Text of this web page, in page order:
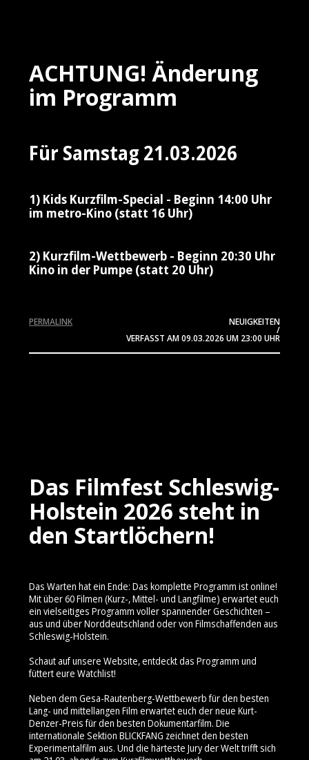
ACHTUNG! Änderung
im Programm
Für Samstag 21.03.2026
1) Kids Kurzfilm-Special - Beginn 14:00 Uhr
im metro-Kino (statt 16 Uhr)
2) Kurzfilm-Wettbewerb - Beginn 20:30 Uhr
Kino in der Pumpe (statt 20 Uhr)
NEUIGKEITEN
/
VERFASST AM09.03.2026 UM 23:00 UHR
PERMALINK
Das Filmfest Schleswig-
Holstein 2026 steht in
den Startlöchern!
Das Warten hat ein Ende: Das komplette Programm ist online!
Mit über 60 Filmen (Kurz-, Mittel- und Langfilme) erwartet euch
ein vielseitiges Programm voller spannender Geschichten –
aus und über Norddeutschland oder von Filmschaffenden aus
Schleswig-Holstein.
Schaut auf unsere Website, entdeckt das Programm und
füttert eure Watchlist!
Neben dem Gesa-Rautenberg-Wettbewerb für den besten
Lang- und mittellangen Film erwartet euch der neue Kurt-
Denzer-Preis für den besten Dokumentarfilm. Die
internationale Sektion BLICKFANG zeichnet den besten
Experimentalfilm aus. Und die härteste Jury der Welt trifft sich